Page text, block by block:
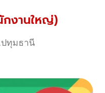
กงานใหญ่)
ปทุมธานี